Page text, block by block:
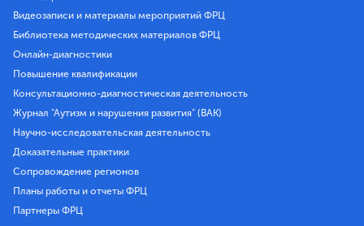
Видеозаписи и материалы мероприятий ФРЦ
Библиотека методических материалов ФРЦ
Онлайн-диагностики
Повышение квалификации
Консультационно-диагностическая деятельность
Журнал "Аутизм и нарушения развития" (ВАК)
Научно-исследовательская деятельность
Доказательные практики
Сопровождение регионов
Планы работы и отчеты ФРЦ
Партнеры ФРЦ